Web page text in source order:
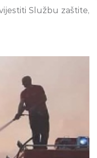
Službu zaštite,